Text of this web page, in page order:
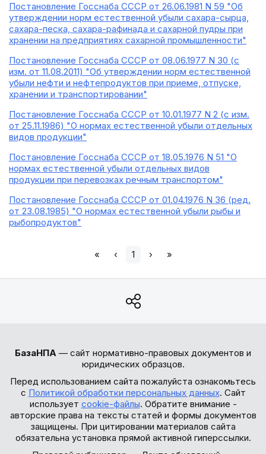
Постановление Госснаба СССР от 26.06.1981 N 59 "Об
утверждении норм естественной убыли сахара-сырца,
сахара-песка, сахара-рафинада и сахарной пудры при
хранении на предприятиях сахарной промышленности"
Постановление Госснаба СССР от 08.06.1977 N 30 (с
изм. от 11.08.2011) "Об утверждении норм естественной
убыли нефти и нефтепродуктов при приеме, отпуске,
хранении и транспортировании"
Постановление Госснаба СССР от 10.01.1977 N 2 (с изм.
от 25.11.1986) "О нормах естественной убыли отдельных
видов продукции"
Постановление Госснаба СССР от 18.05.1976 N 51 "О
нормах естественной убыли отдельных видов
продукции при перевозках речным транспортом"
Постановление Госснаба СССР от 01.04.1976 N 36 (ред.
от 23.08.1985) "О нормах естественной убыли рыбы и
рыбопродуктов"
« ‹ 1 › »
БазаНПА — сайт нормативно-правовых документов и
юридических образцов.
Перед использованием сайта пожалуйста ознакомьтесь
с Политикой обработки персональных данных. Сайт
использует cookie-файлы. Обратите внимание -
авторские права на тексты статей и формы документов
защищены. При цитировании материалов сайта
обязательна установка прямой активной гиперссылки.